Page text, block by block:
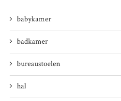
babykamer
badkamer
bureaustoelen
hal